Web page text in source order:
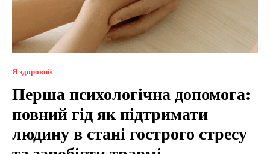
Я здоровий
Перша психологічна допомога:
повний гід як підтримати
людину в стані гострого стресу